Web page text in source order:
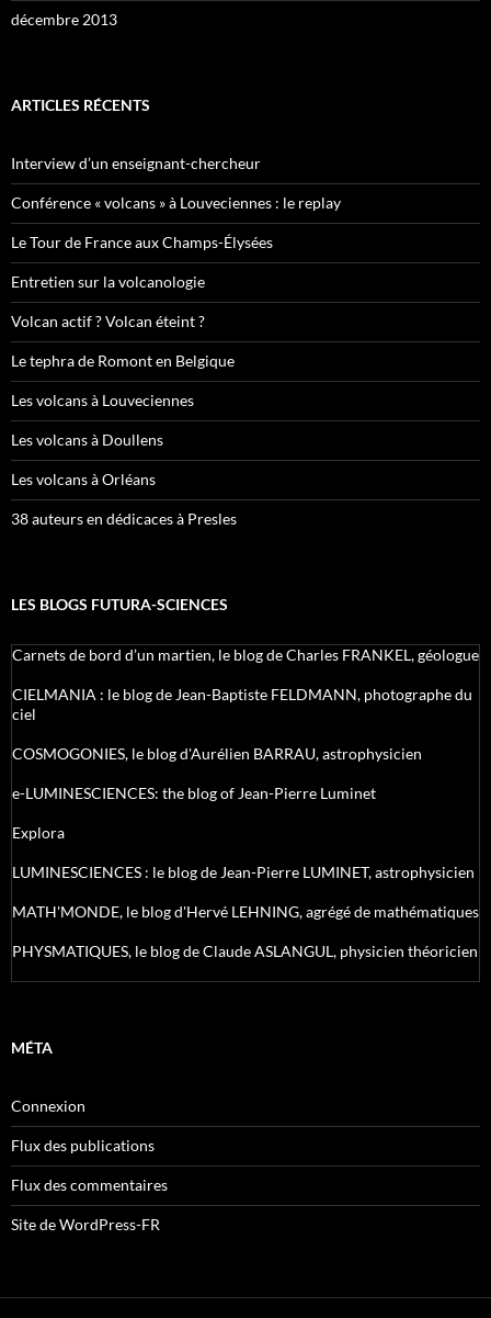
décembre 2013
ARTICLES RÉCENTS
Interview d’un enseignant-chercheur
Conférence « volcans » à Louveciennes : le replay
Le Tour de France aux Champs-Élysées
Entretien sur la volcanologie
Volcan actif ? Volcan éteint ?
Le tephra de Romont en Belgique
Les volcans à Louveciennes
Les volcans à Doullens
Les volcans à Orléans
38 auteurs en dédicaces à Presles
LES BLOGS FUTURA-SCIENCES
Carnets de bord d’un martien, le blog de Charles FRANKEL, géologue
CIELMANIA : le blog de Jean-Baptiste FELDMANN, photographe du
ciel
COSMOGONIES, le blog d'Aurélien BARRAU, astrophysicien
e-LUMINESCIENCES: the blog of Jean-Pierre Luminet
Explora
LUMINESCIENCES : le blog de Jean-Pierre LUMINET, astrophysicien
MATH'MONDE, le blog d'Hervé LEHNING, agrégé de mathématiques
PHYSMATIQUES, le blog de Claude ASLANGUL, physicien théoricien
MÉTA
Connexion
Flux des publications
Flux des commentaires
Site de WordPress-FR